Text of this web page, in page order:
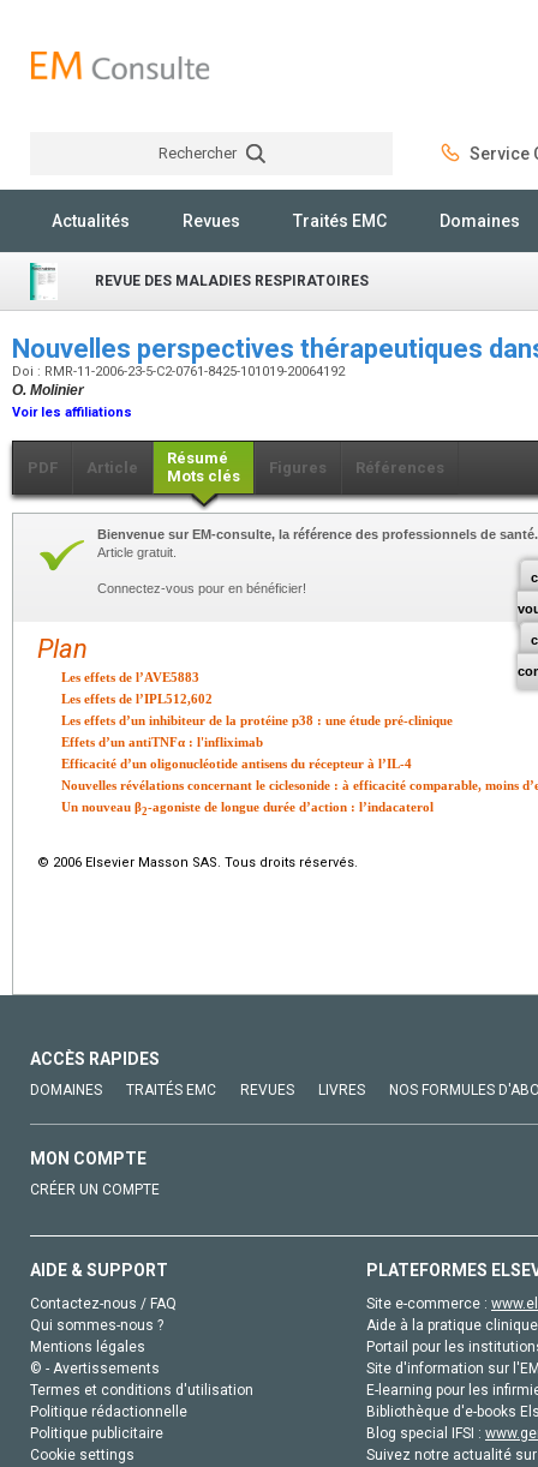
Rechercher Service
Actualités Revues Traités EMC Domaines
REVUE DES MALADIES RESPIRATOIRES
Nouvelles perspectives thérapeutiques
Doi : RMR-11-2006-23-5-C2-0761-8425-101019-20064192
O. Molinier
Voir les affiliations
PDF Article
Résumé
Mots clés
Figures Références
Bienvenue sur EM-consulte, la référence des professionnels de santé.
Article gratuit.
Connectez-vous pour en bénéficier!
Plan
Les effets de l’AVE5883
Les effets de l’IPL512,602
Les effets d’un inhibiteur de la protéine p38 : une étude pré-clinique
Effets d’un antiTNFα : l'infliximab
Efficacité d’un oligonucléotide antisens du récepteur à l’IL-4
Nouvelles révélations concernant le ciclesonide : à efficacité comparable, moins
Un nouveau β2-agoniste de longue durée d’action : l’indacaterol
© 2006 Elsevier Masson SAS. Tous droits réservés.
ACCÈS RAPIDES
DOMAINES TRAITÉS EMC REVUES LIVRES NOS FORMULES
MON COMPTE
CRÉER UN COMPTE
AIDE & SUPPORT
Contactez-nous / FAQ
Qui sommes-nous ?
Mentions légales
© - Avertissements
Termes et conditions d'utilisation
Politique rédactionnelle
Politique publicitaire
Cookie settings
PLATEFORMES
Site e-commerce :
Aide à la pratique
Portail pour les
Site d'information sur
E-learning pour les
Bibliothèque d'e-books
Blog special IFSI :
Suivez notre actualité